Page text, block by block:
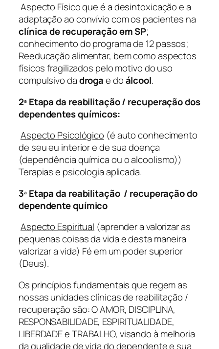
Aspecto Físico que é adesintoxicação e a
adaptação ao convívio com os pacientes na
clínica de recuperação em SP;
conhecimento do programa de 12 passos;
Reeducação alimentar, bem como aspectos
físicos fragilizados pelo motivo do uso
compulsivo dadrogae doálcool.
2ª Etapa da reabilitação / recuperação dos
dependentes químicos:
Aspecto Psicológico (é auto conhecimento
de seu eu interior e de sua doença
(dependência química ou o alcoolismo))
Terapias e psicologia aplicada.
3ª Etapa da reabilitação / recuperação do
dependente químico
Aspecto Espiritual (aprender a valorizar as
pequenas coisas da vida e desta maneira
valorizar a vida) Fé em um poder superior
(Deus).
Os princípios fundamentais que regem as
nossas unidades clínicas de reabilitação /
recuperação são: O AMOR, DISCIPLINA,
RESPONSABILIDADE, ESPIRITUALIDADE,
LIBERDADE e TRABALHO, visando à melhoria
da qualidade de vida do dependente e sua